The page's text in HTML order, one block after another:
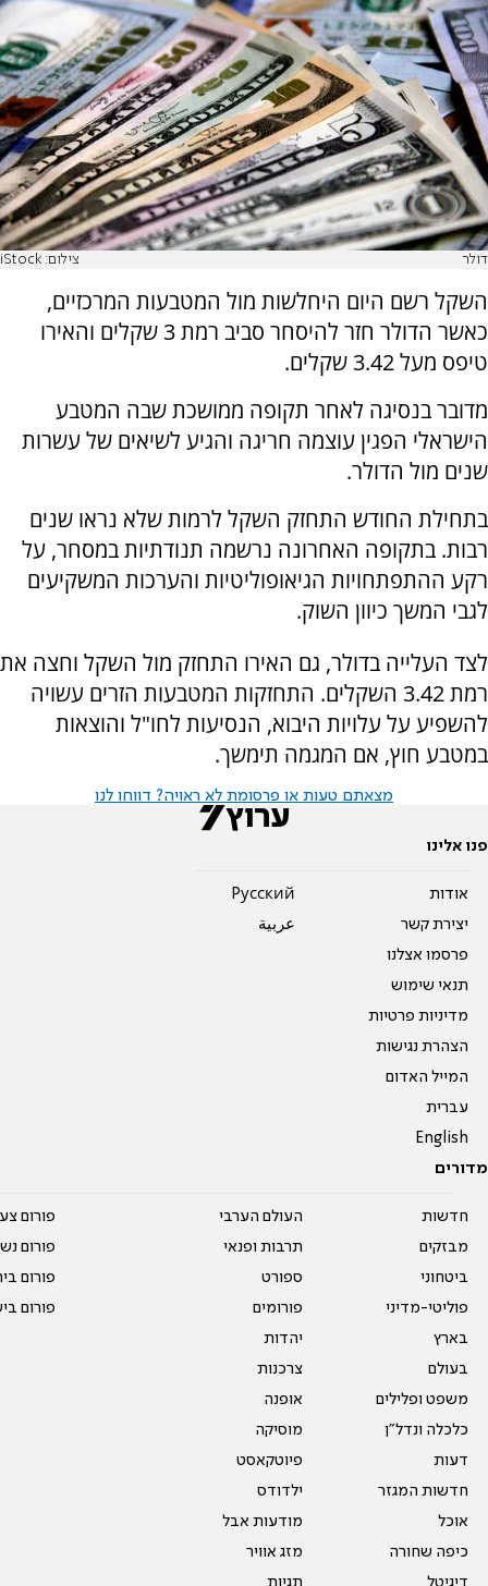
דולר צילום: iStock
השקל רשם היום היחלשות מול המטבעות המרכזיים,
כאשר הדולר חזר להיסחר סביב רמת 3 שקלים והאירו
טיפס מעל 3.42 שקלים.
מדובר בנסיגה לאחר תקופה ממושכת שבה המטבע
הישראלי הפגין עוצמה חריגה והגיע לשיאים של עשרות
שנים מול הדולר.
בתחילת החודש התחזק השקל לרמות שלא נראו שנים
רבות. בתקופה האחרונה נרשמה תנודתיות במסחר, על
רקע ההתפתחויות הגיאופוליטיות והערכות המשקיעים
לגבי המשך כיוון השוק.
לצד העלייה בדולר, גם האירו התחזק מול השקל וחצה את
רמת 3.42 השקלים. התחזקות המטבעות הזרים עשויה
להשפיע על עלויות היבוא, הנסיעות לחו"ל והוצאות
במטבע חוץ, אם המגמה תימשך.
מצאתם טעות או פרסומת לא ראויה? דווחו לנו
פנו אלינו
אודות
יצירת קשר
פרסמו אצלנו
תנאי שימוש
מדיניות פרטיות
הצהרת נגישות
המייל האדום
עברית
English
Pусский
عربية
מדורים
חדשות
מבזקים
ביטחוני
פוליטי-מדיני
בארץ
בעולם
משפט ופלילים
כלכלה ונדל"ן
דעות
חדשות המגזר
אוכל
כיפה שחורה
דיגיטל
העולם הערבי
תרבות ופנאי
ספורט
פורומים
יהדות
צרכנות
אופנה
מוסיקה
פיוטקאסט
ילדודס
מודעות אבל
מזג אוויר
תגיות
פורום
פורום
פורום
פורום